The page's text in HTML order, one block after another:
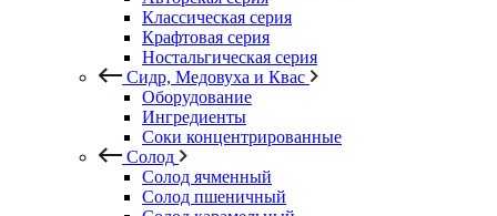
Классическая серия
Крафтовая серия
Ностальгическая серия
Сидр, Медовуха и Квас
Оборудование
Ингредиенты
Соки концентрированные
Солод
Солод ячменный
Солод пшеничный